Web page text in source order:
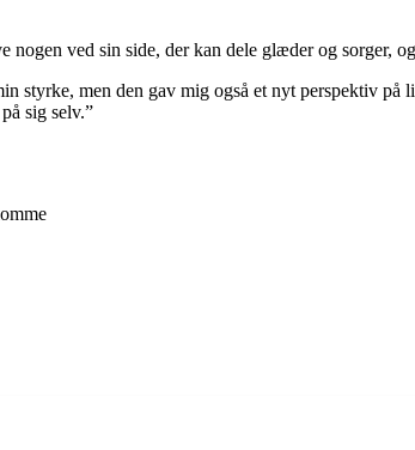
ved sin side, der kan dele glæder og sorger,
styrke, men den gav mig også et nyt perspektiv
sig selv.”